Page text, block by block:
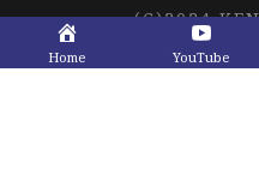
(C)2024
Home YouTube